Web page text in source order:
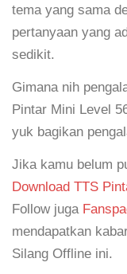
tema yang sama
pertanyaan yang
sedikit.
Gimana nih
Pintar Mini Level
yuk bagikan
Jika kamu belum
Download TTS
Follow juga
mendapatkan
Silang Offline ini.